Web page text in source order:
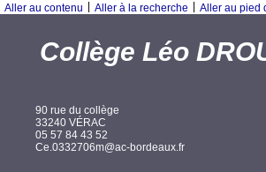
Aller au contenu Aller à la recherche Aller au pied
Collège Léo
90 rue du collège
33240 VÉRAC
05 57 84 43 52
Ce.0332706m@ac-bordeaux.fr